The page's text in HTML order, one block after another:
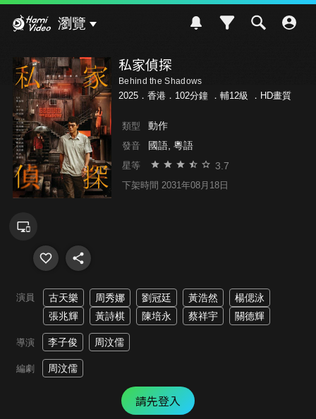
瀏覽
私家偵探
Behind the Shadows
2025．香港．102分鐘 ． 輔12級 ．HD畫質
類型 動作
發音 國語, 粵語
星等 3.7
下架時間 2031年08月18日
演員 古天樂 周秀娜 劉冠廷 黃浩然
楊偲泳
張兆輝
黃詩棋 陳培永 蔡祥宇 關德輝
導演 李子俊 周汶儒
編劇 周汶儒
請先登入